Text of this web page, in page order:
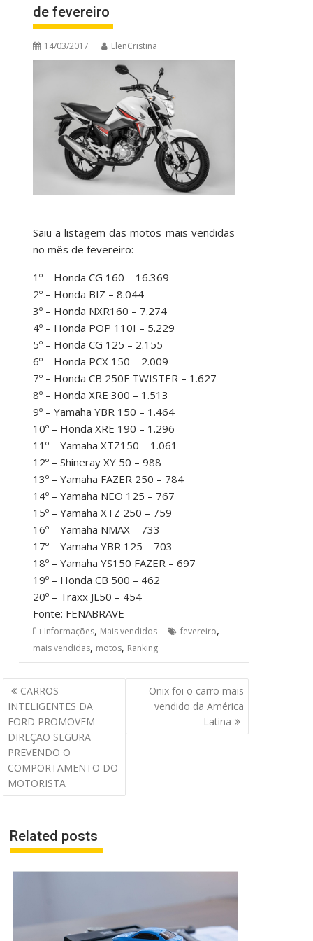
de fevereiro
14/03/2017 ElenCristina
Saiu a listagem das motos mais vendidas
no mês de fevereiro:
1º – Honda CG 160 – 16.369
2º – Honda BIZ – 8.044
3º – Honda NXR160 – 7.274
4º – Honda POP 110I – 5.229
5º – Honda CG 125 – 2.155
6º – Honda PCX 150 – 2.009
7º – Honda CB 250F TWISTER – 1.627
8º – Honda XRE 300 – 1.513
9º – Yamaha YBR 150 – 1.464
10º – Honda XRE 190 – 1.296
11º – Yamaha XTZ150 – 1.061
12º – Shineray XY 50 – 988
13º – Yamaha FAZER 250 – 784
14º – Yamaha NEO 125 – 767
15º – Yamaha XTZ 250 – 759
16º – Yamaha NMAX – 733
17º – Yamaha YBR 125 – 703
18º – Yamaha YS150 FAZER – 697
19º – Honda CB 500 – 462
20º – Traxx JL50 – 454
Fonte: FENABRAVE
Informações, Mais vendidos fevereiro,
mais vendidas, motos, Ranking
Navegação
de
Post
CARROS
INTELIGENTES DA
FORD PROMOVEM
DIREÇÃO SEGURA
PREVENDO O
COMPORTAMENTO DO
MOTORISTA
Onix foi o carro mais
vendido da América
Latina
Related posts